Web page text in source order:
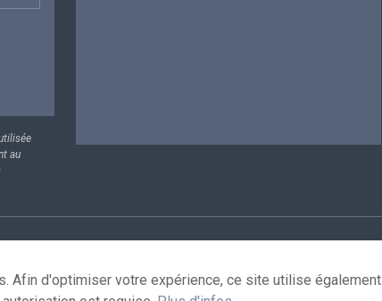
au
Afin d'optimiser votre expérience, ce site utilise également